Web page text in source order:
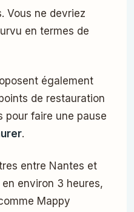
Vous ne devriez
en termes de
également
de restauration
pour faire une pause
.
entre Nantes et
environ 3 heures,
Mappy